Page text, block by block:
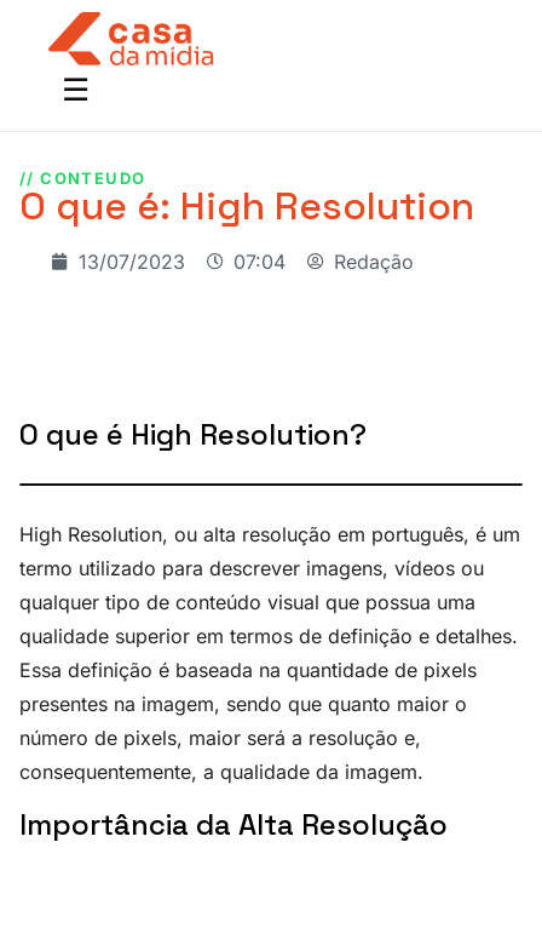
// CONTEUDO
O que é: High Resolution
13/07/2023 07:04 Redação
O que é High Resolution?
High Resolution, ou alta resolução em português, é um
termo utilizado para descrever imagens, vídeos ou
qualquer tipo de conteúdo visual que possua uma
qualidade superior em termos de definição e detalhes.
Essa definição é baseada na quantidade de pixels
presentes na imagem, sendo que quanto maior o
número de pixels, maior será a resolução e,
consequentemente, a qualidade da imagem.
Importância da Alta Resolução